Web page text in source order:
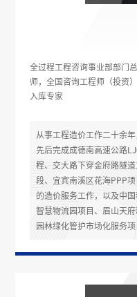
全过程工程咨询事业部部门
师，全国咨询工程师（投资
入库专家
从事工程造价工作二十余
先后完成成德南高速公路
程、交大路下穿金府路隧
段、宜宾南溪区花海PPP
的造价服务工作，以及中
智慧物流园项目、眉山天
园林绿化管护市场化服务